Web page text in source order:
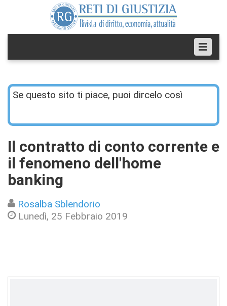
Se questo sito ti piace, puoi dircelo così
Il contratto di conto corrente e
il fenomeno dell'home
banking
Rosalba Sblendorio
Lunedì, 25 Febbraio 2019